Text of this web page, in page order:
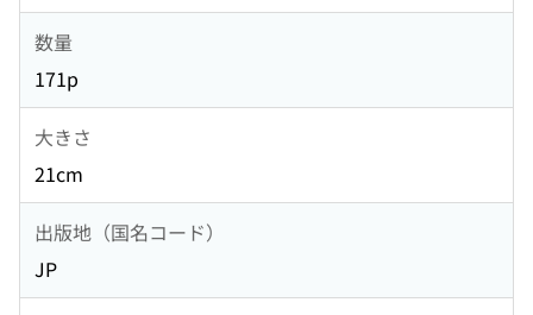
数量
171p
大きさ
21cm
出版地（国名コード）
JP